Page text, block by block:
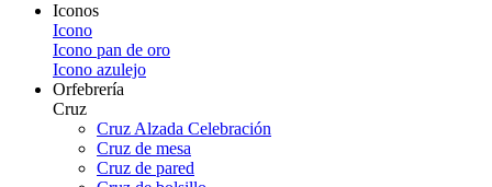
Iconos
Icono
Icono pan de oro
Icono azulejo
Orfebrería
Cruz
Cruz Alzada Celebración
Cruz de mesa
Cruz de pared